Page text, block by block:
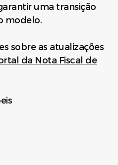
uma transição
modelo.
sobre as atualizações
da Nota Fiscal de